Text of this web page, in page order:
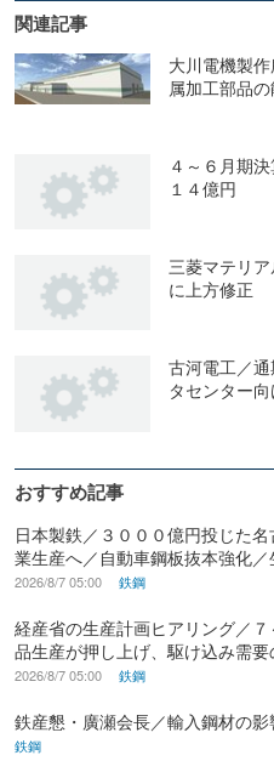
関連記事
大川電機製
属加工部品
４～６月期
１４億円
三菱マテリ
に上方修正
古河電工／
タセンター
おすすめ記事
日本製鉄／３０００億円投じた
業生産へ／自動車鋼板抜本強化
2026/8/7 05:00 鉄鋼
経産省の生産計画ヒアリング／
品生産が押し上げ、駆け込み需
2026/8/7 05:00 鉄鋼
鉄産懇・廣瀬会長／輸入鋼材の影
鉄鋼